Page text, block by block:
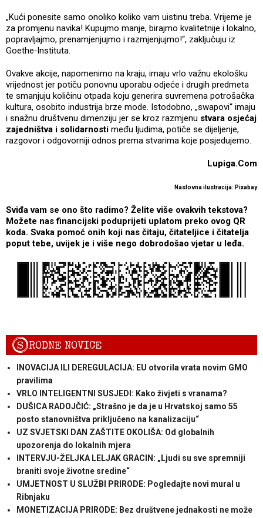
„Kući ponesite samo onoliko koliko vam uistinu treba. Vrijeme je
za promjenu navika! Kupujmo manje, birajmo kvalitetnije i lokalno,
popravljajmo, prenamjenjujmo i razmjenjujmo!“, zaključuju iz
Goethe‑Instituta.
Ovakve akcije, napomenimo na kraju, imaju vrlo važnu ekološku
vrijednost jer potiču ponovnu uporabu odjeće i drugih predmeta
te smanjuju količinu otpada koju generira suvremena potrošačka
kultura, osobito industrija brze mode. Istodobno, „swapovi“ imaju
i snažnu društvenu dimenziju jer se kroz razmjenu stvara osjećaj
zajedništva i solidarnosti među ljudima, potiče se dijeljenje,
razgovor i odgovorniji odnos prema stvarima koje posjedujemo.
Lupiga.Com
Naslovna ilustracija: Pixabay
Sviđa vam se ono što radimo? Želite više ovakvih tekstova?
Možete nas financijski poduprijeti uplatom preko ovog QR
koda. Svaka pomoć onih koji nas čitaju, čitateljice i čitatelja
poput tebe, uvijek je i više nego dobrodošao vjetar u leđa.
SRODNE NOVICE
INOVACIJA ILI DEREGULACIJA: EU otvorila vrata novim GMO
pravilima
VRLO INTELIGENTNI SUSJEDI: Kako živjeti s vranama?
DUŠICA RADOJČIĆ: „Strašno je da je u Hrvatskoj samo 55
posto stanovništva priključeno na kanalizaciju“
UZ SVJETSKI DAN ZAŠTITE OKOLIŠA: Od globalnih
upozorenja do lokalnih mjera
INTERVJU-ŽELJKA LELJAK GRACIN: „Ljudi su sve spremniji
braniti svoje životne sredine“
UMJETNOST U SLUŽBI PRIRODE: Pogledajte novi mural u
Ribnjaku
MONETIZACIJA PRIRODE: Bez društvene jednakosti ne može